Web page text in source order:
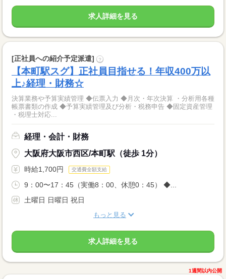
求人詳細を見る
[正社員への紹介予定派遣] ?
【本町駅スグ】正社員目指せる！年収400万以
上♪経理・財務☆
決算業務や予算実績管理 ◆伝票入力 ◆月次・年次決算 ・分析用各種
帳票書類の作成 ◆予算実績管理及び分析・税務申告 ◆固定資産管理
・税理士対応...
経理・会計・財務
大阪府大阪市西区/本町駅（徒歩 1分）
時給1,700円 交通費全額支給
9：00〜17：45（実働8：00、休憩0：45） ◆...
土曜日 日曜日 祝日
もっと見る
求人詳細を見る
1週間以内公開